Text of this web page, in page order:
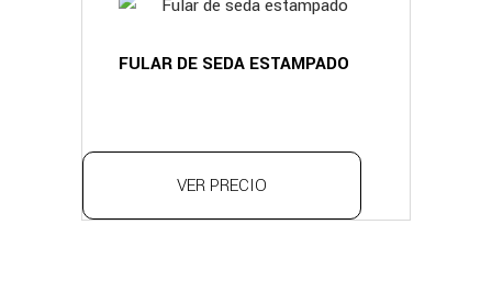
FULAR DE SEDA ESTAMPADO
VER PRECIO